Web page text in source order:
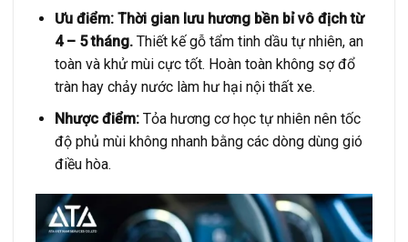
Ưu điểm: Thời gian lưu hương bền bỉ vô địch từ
4 – 5 tháng.Thiết kế gỗ tẩm tinh dầu tự nhiên, an
toàn và khử mùi cực tốt. Hoàn toàn không sợ đổ
tràn hay chảy nước làm hư hại nội thất xe.
Nhược điểm:Tỏa hương cơ học tự nhiên nên tốc
độ phủ mùi không nhanh bằng các dòng dùng gió
điều hòa.